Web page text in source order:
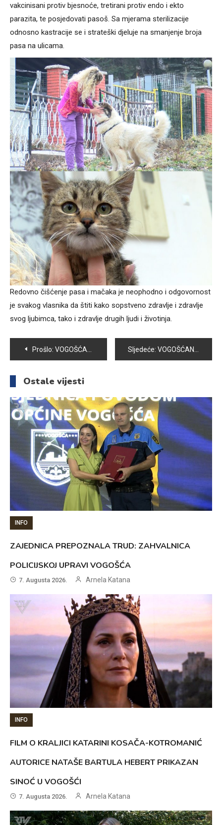
vakcinisani protiv bjesnoće, tretirani protiv endo i ekto
parazita, te posjedovati pasoš. Sa mjerama sterilizacije
odnosno kastracije se i strateški djeluje na smanjenje broja
pasa na ulicama.
Redovno čišćenje pasa i mačaka je neophodno i odgovornost
je svakog vlasnika da štiti kako sopstveno zdravlje i zdravlje
svog ljubimca, tako i zdravlje drugih ljudi i životinja.
Navigacija
članaka
Prošlo: VOGOŠĆANSKI KUGLAŠI SPREMNI ZA NASTAVAK SEZONE U PRVOJ FEDERALNOJ LIGI Sljedeće: VOGOŠĆANKA NEJLA ŠEHOVIĆ DOBITNICA ZLATNE ZNAČKE UNIVERZITETA U SARAJEVU
Ostale vijesti
INFO
ZAJEDNICA PREPOZNALA TRUD: ZAHVALNICA
POLICIJSKOJ UPRAVI VOGOŠĆA
7. Augusta 2026. Arnela Katana
INFO
FILM O KRALJICI KATARINI KOSAČA-KOTROMANIĆ
AUTORICE NATAŠE BARTULA HEBERT PRIKAZAN
SINOĆ U VOGOŠĆI
7. Augusta 2026. Arnela Katana